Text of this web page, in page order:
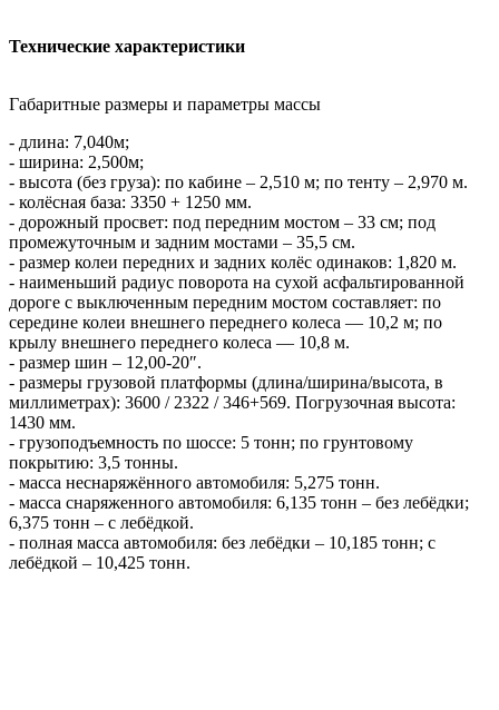
Технические характеристики
Габаритные размеры и параметры массы
- длина: 7,040м;
- ширина: 2,500м;
- высота (без груза): по кабине – 2,510 м; по тенту – 2,970 м.
- колёсная база: 3350 + 1250 мм.
- дорожный просвет: под передним мостом – 33 см; под
промежуточным и задним мостами – 35,5 см.
- размер колеи передних и задних колёс одинаков: 1,820 м.
- наименьший радиус поворота на сухой асфальтированной
дороге с выключенным передним мостом составляет: по
середине колеи внешнего переднего колеса — 10,2 м; по
крылу внешнего переднего колеса — 10,8 м.
- размер шин – 12,00-20″.
- размеры грузовой платформы (длина/ширина/высота, в
миллиметрах): 3600 / 2322 / 346+569. Погрузочная высота:
1430 мм.
- грузоподъемность по шоссе: 5 тонн; по грунтовому
покрытию: 3,5 тонны.
- масса неснаряжённого автомобиля: 5,275 тонн.
- масса снаряженного автомобиля: 6,135 тонн – без лебёдки;
6,375 тонн – с лебёдкой.
- полная масса автомобиля: без лебёдки – 10,185 тонн; с
лебёдкой – 10,425 тонн.